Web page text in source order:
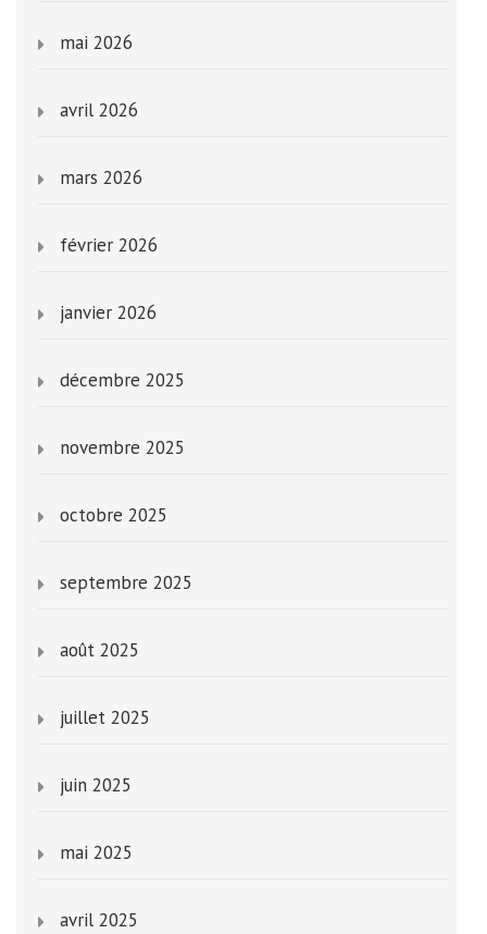
mai 2026
avril 2026
mars 2026
février 2026
janvier 2026
décembre 2025
novembre 2025
octobre 2025
septembre 2025
août 2025
juillet 2025
juin 2025
mai 2025
avril 2025